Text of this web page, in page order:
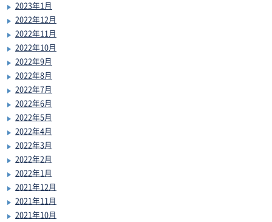
2023年1月
2022年12月
2022年11月
2022年10月
2022年9月
2022年8月
2022年7月
2022年6月
2022年5月
2022年4月
2022年3月
2022年2月
2022年1月
2021年12月
2021年11月
2021年10月